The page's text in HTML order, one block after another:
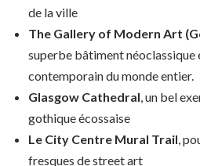
de la ville
The Gallery of Modern Art
superbe bâtiment néoclassique
contemporain du monde entier.
Glasgow Cathedral, un bel
gothique écossaise
Le City Centre Mural Trail,
fresques de street art